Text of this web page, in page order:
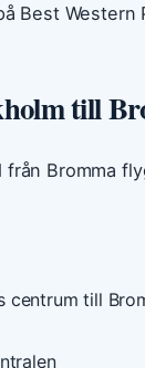
Best
till
Bromma
centrum till